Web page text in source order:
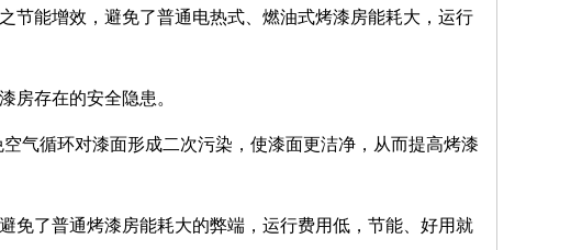
节能增效，避免了普通电热式、燃油式烤漆房能耗大，运行
房存在的安全隐患。
气循环对漆面形成二次污染，使漆面更洁净，从而提高烤漆
免了普通烤漆房能耗大的弊端，运行费用低，节能、好用就